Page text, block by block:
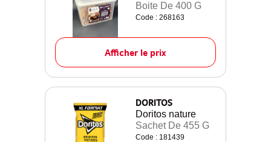
Boite De 400 G
Code : 268163
Afficher le prix
DORITOS
Doritos nature
Sachet De 455 G
Code : 181439